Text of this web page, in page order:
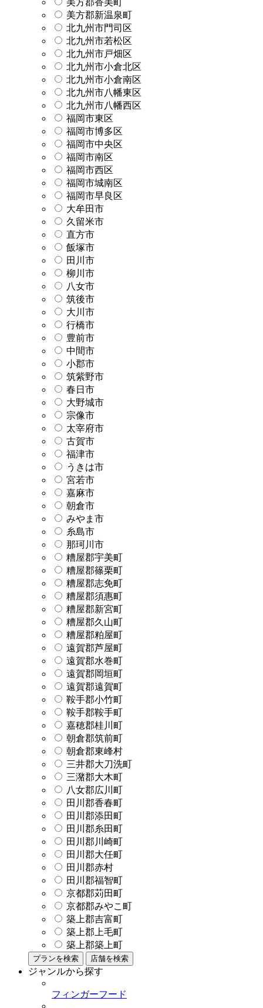
美方郡新温泉町
北九州市門司区
北九州市若松区
北九州市戸畑区
北九州市小倉北区
北九州市小倉南区
北九州市八幡東区
北九州市八幡西区
福岡市東区
福岡市博多区
福岡市中央区
福岡市南区
福岡市西区
福岡市城南区
福岡市早良区
大牟田市
久留米市
直方市
飯塚市
田川市
柳川市
八女市
筑後市
大川市
行橋市
豊前市
中間市
小郡市
筑紫野市
春日市
大野城市
宗像市
太宰府市
古賀市
福津市
うきは市
宮若市
嘉麻市
朝倉市
みやま市
糸島市
那珂川市
糟屋郡宇美町
糟屋郡篠栗町
糟屋郡志免町
糟屋郡須惠町
糟屋郡新宮町
糟屋郡久山町
糟屋郡粕屋町
遠賀郡芦屋町
遠賀郡水巻町
遠賀郡岡垣町
遠賀郡遠賀町
鞍手郡小竹町
鞍手郡鞍手町
嘉穂郡桂川町
朝倉郡筑前町
朝倉郡東峰村
三井郡大刀洗町
三潴郡大木町
八女郡広川町
田川郡香春町
田川郡添田町
田川郡糸田町
田川郡川崎町
田川郡大任町
田川郡赤村
田川郡福智町
京都郡苅田町
京都郡みやこ町
築上郡吉富町
築上郡上毛町
築上郡築上町
プランを検索 店舗を検索
ジャンルから探す
フィンガーフード